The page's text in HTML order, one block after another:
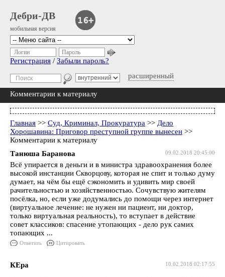
Дебри-ДВ
мобильная версия
расширенный
Логин Пароль
Регистрация / Забыли пароль?
Комментарии к материалу
Главная >> Суд, Криминал, Прокуратура >> Дело
Хорошавина: Приговор преступной группе вынесен >>
Комментарии к материалу
09.02.2018 20:45:00
Танюша Баранова
Всё упирается в деньги и в министра здравоохранения более
высокой инстанции Скворцову, которая не спит и только думу
думает, на чём бы ещё сэкономить и удивить мир своей
рачительностью и хозяйственностью. Сочувствую жителям
посёлка, но, если уже додумались до помощи через интернет
(виртуальное лечение: не нужен ни пациент, ни доктор,
только виртуальная реальность), то вступает в действие
совет классиков: спасение утопающих - дело рук самих
топающих ...
Ответить Цитировать
10.02.2018 02:17:55
КЕра